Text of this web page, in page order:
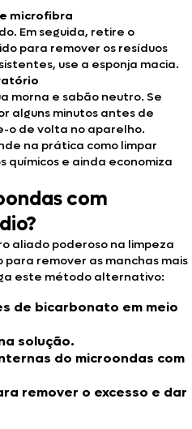
microfibra
Em seguida, retire o
para remover os resíduos
use a esponja macia.
morna e sabão neutro. Se
alguns minutos antes de
o de volta no aparelho.
na prática como limpar
químicos e ainda economiza
com
aliado poderoso na limpeza
remover as manchas mais
este método alternativo:
de bicarbonato em meio
solução.
do microondas com
remover o excesso e dar